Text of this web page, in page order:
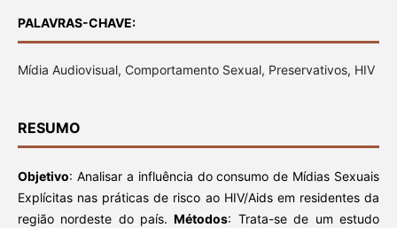
PALAVRAS-CHAVE:
Mídia Audiovisual, Comportamento Sexual, Preservativos, HIV
RESUMO
Objetivo: Analisar a influência do consumo de Mídias Sexuais
Explícitas nas práticas de risco ao HIV/Aids em residentes da
região nordeste do país. Métodos: Trata-se de um estudo